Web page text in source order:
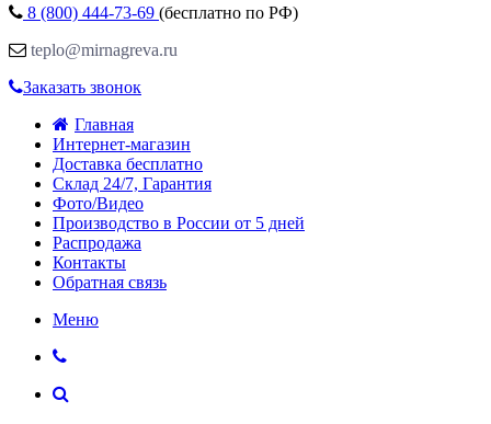
8 (800) 444-73-69 (бесплатно по РФ)
teplo@mirnagreva.ru
Заказать звонок
Главная
Интернет-магазин
Доставка бесплатно
Склад 24/7, Гарантия
Фото/Видео
Производство в России от 5 дней
Распродажа
Контакты
Обратная связь
Меню